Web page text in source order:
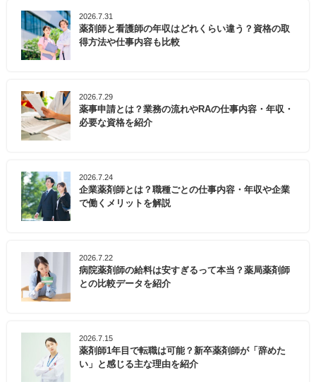
2026.7.31
薬剤師と看護師の年収はどれくらい違う？資格の取
得方法や仕事内容も比較
2026.7.29
薬事申請とは？業務の流れやRAの仕事内容・年収・
必要な資格を紹介
2026.7.24
企業薬剤師とは？職種ごとの仕事内容・年収や企業
で働くメリットを解説
2026.7.22
病院薬剤師の給料は安すぎるって本当？薬局薬剤師
との比較データを紹介
2026.7.15
薬剤師1年目で転職は可能？新卒薬剤師が「辞めた
い」と感じる主な理由を紹介